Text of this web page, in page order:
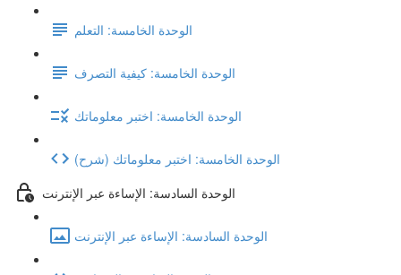
الوحدة الخامسة: التعلم
الوحدة الخامسة: كيفية التصرف
الوحدة الخامسة: اختبر معلوماتك
(شرح) الوحدة الخامسة: اختبر معلوماتك
الوحدة السادسة: الإساءة عبر الإنترنت
الوحدة السادسة: الإساءة عبر الإنترنت